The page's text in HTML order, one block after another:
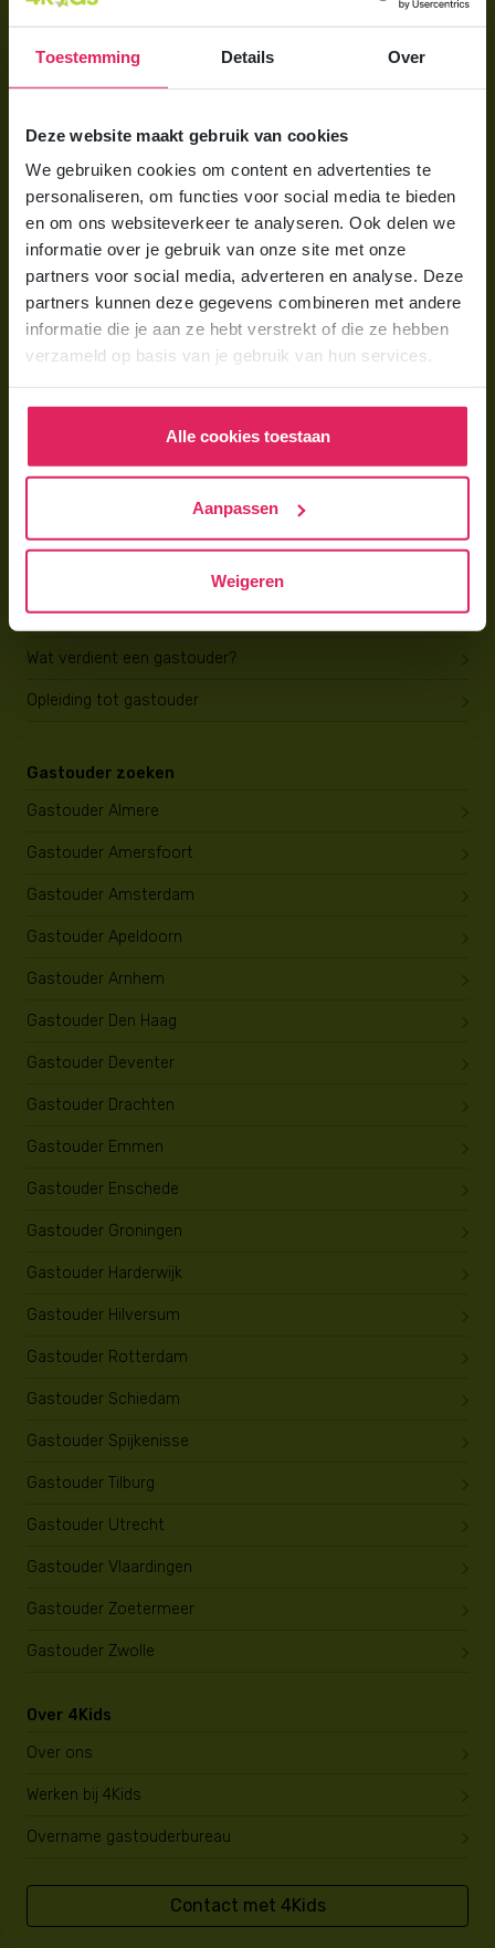
Toestemming Details Over
Deze website maakt gebruik van cookies
We gebruiken cookies om content en advertenties te
personaliseren, om functies voor social media te bieden
en om ons websiteverkeer te analyseren. Ook delen we
informatie over je gebruik van onze site met onze
partners voor social media, adverteren en analyse. Deze
partners kunnen deze gegevens combineren met andere
informatie die je aan ze hebt verstrekt of die ze hebben
verzameld op basis van je gebruik van hun services.
Alle cookies toestaan
Aanpassen
Weigeren
Aanmelden bij 4Kids
Berekening maken
Voor ouders
Wat is gastouderopvang?
Wat kost een gastouder?
Hoe vind ik een gastouder?
Gastouder worden bij 4Kids
Hoe vind ik gastkinderen?
Trainingen & cursussen
Gastouder worden
Wat verdient een gastouder?
Opleiding tot gastouder
Gastouder zoeken
Gastouder Almere
Gastouder Amersfoort
Gastouder Amsterdam
Gastouder Apeldoorn
Gastouder Arnhem
Gastouder Den Haag
Gastouder Deventer
Gastouder Drachten
Gastouder Emmen
Gastouder Enschede
Gastouder Groningen
Gastouder Harderwijk
Gastouder Hilversum
Gastouder Rotterdam
Gastouder Schiedam
Gastouder Spijkenisse
Gastouder Tilburg
Gastouder Utrecht
Gastouder Vlaardingen
Gastouder Zoetermeer
Gastouder Zwolle
Over 4Kids
Over ons
Werken bij 4Kids
Overname gastouderbureau
Contact met 4Kids